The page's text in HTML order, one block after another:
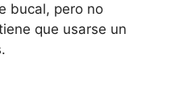
bucal, pero no
que usarse un